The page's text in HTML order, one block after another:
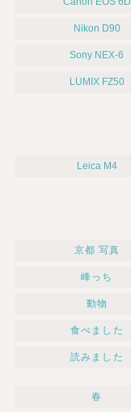
Nikon D90
Sony NEX-6
LUMIX FZ50
Leica M4
京都 写真
峰っち
動物
食べました
読みました
春